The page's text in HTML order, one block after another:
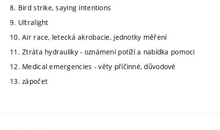
8. Bird strike, saying intentions
9. Ultralight
10. Air race, letecká akrobacie, jednotky měření
11. Ztráta hydrauliky - oznámení potíží a nabídka pomoci
12. Medical emergencies - věty příčinné, důvodové
13. zápočet